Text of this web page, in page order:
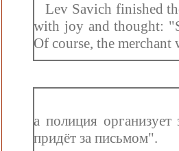
Lev Savich finished
with joy and thought:
Of course, the
а полиция
придёт за письмом".